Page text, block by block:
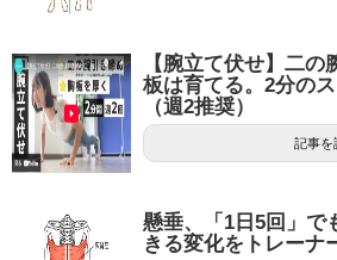
【腕立て伏せ】二
板は育てる。2分の
（週2推奨）
記事を
懸垂、「1日5回」で
きる変化をトレーナ